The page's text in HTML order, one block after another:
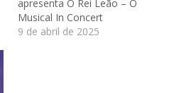
apresenta O Rei Leão – O
Musical In Concert
9 de abril de 2025